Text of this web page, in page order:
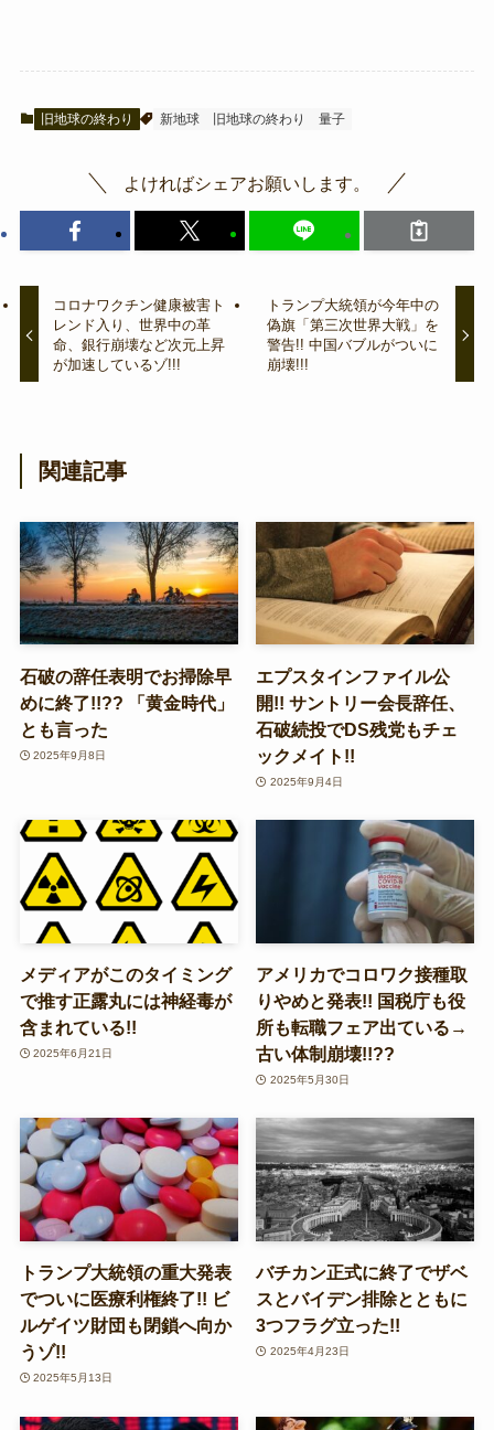
旧地球の終わり 新地球 旧地球の終わり 量子
よければシェアお願いします。
コロナワクチン健康被害ト
レンド入り、世界中の革
命、銀行崩壊など次元上昇
が加速しているゾ!!!
トランプ大統領が今年中の
偽旗「第三次世界大戦」を
警告!! 中国バブルがついに
崩壊!!!
関連記事
石破の辞任表明でお掃除早
めに終了!!?? 「黄金時代」
とも言った
2025年9月8日
エプスタインファイル公
開!! サントリー会長辞任、
石破続投でDS残党もチェ
ックメイト!!
2025年9月4日
メディアがこのタイミング
で推す正露丸には神経毒が
含まれている!!
2025年6月21日
アメリカでコロワク接種取
りやめと発表!! 国税庁も役
所も転職フェア出ている→
古い体制崩壊!!??
2025年5月30日
トランプ大統領の重大発表
でついに医療利権終了!! ビ
ルゲイツ財団も閉鎖へ向か
うゾ!!
2025年5月13日
バチカン正式に終了でザベ
スとバイデン排除とともに
3つフラグ立った!!
2025年4月23日